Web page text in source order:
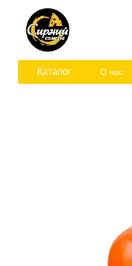
Перейти к основному контенту
Каталог О нас